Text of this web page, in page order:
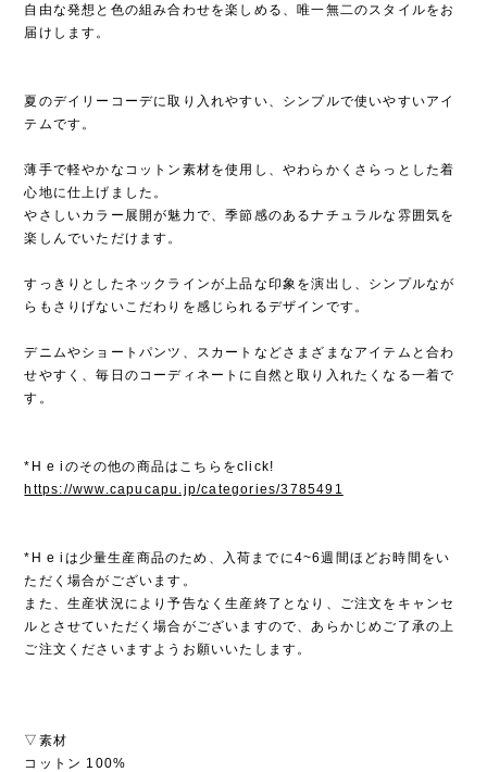
自由な発想と色の組み合わせを楽しめる、唯一無二のスタイルをお
届けします。
夏のデイリーコーデに取り入れやすい、シンプルで使いやすいアイ
テムです。
薄手で軽やかなコットン素材を使用し、やわらかくさらっとした着
心地に仕上げました。
やさしいカラー展開が魅力で、季節感のあるナチュラルな雰囲気を
楽しんでいただけます。
すっきりとしたネックラインが上品な印象を演出し、シンプルなが
らもさりげないこだわりを感じられるデザインです。
デニムやショートパンツ、スカートなどさまざまなアイテムと合わ
せやすく、毎日のコーディネートに自然と取り入れたくなる一着で
す。
*H e iのその他の商品はこちらをclick!
https://www.capucapu.jp/categories/3785491
*H e iは少量生産商品のため、入荷までに4~6週間ほどお時間をい
ただく場合がございます。
また、生産状況により予告なく生産終了となり、ご注文をキャンセ
ルとさせていただく場合がございますので、あらかじめご了承の上
ご注文くださいますようお願いいたします。
▽素材
コットン 100%